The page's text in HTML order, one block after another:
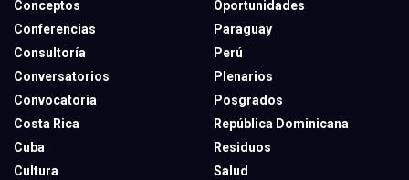
Conceptos
Conferencias
Consultoría
Conversatorios
Convocatoria
Costa Rica
Cuba
Cultura
Oportunidades
Paraguay
Perú
Plenarios
Posgrados
República Dominicana
Residuos
Salud